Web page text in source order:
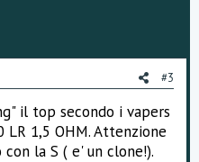
o
t
e
#3
il top secondo i vapers
1,5 OHM. Attenzione
la S ( e' un clone!).